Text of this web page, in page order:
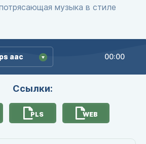
музыка в стиле
aac
aac 00:00
Ссылки:
PLS WEB